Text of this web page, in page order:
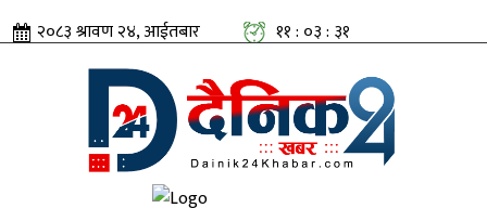
२०८३ श्रावण २४, आईतबार
११ : ०३ : ३२
सामाजिक संजालतिर: